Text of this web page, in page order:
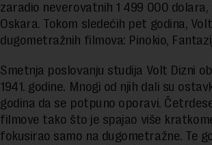
zaradio neverovatnih 1 499 000
Oskara. Tokom sledećih pet godina,
dugometražnih filmova: Pinokio,
Smetnja poslovanju studija Volt Dizni
1941. godine. Mnogi od njih dali su
godina da se potpuno oporavi.
filmove tako što je spajao više
fokusirao samo na dugometražne. Te